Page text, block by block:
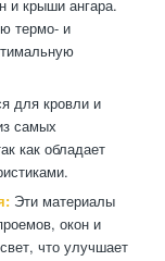
и крыши ангара.
термо- и
для кровли и
самых
как обладает
Эти материалы
окон и
что улучшает